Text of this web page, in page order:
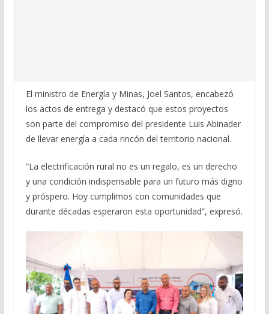
El ministro de Energía y Minas, Joel Santos, encabezó
los actos de entrega y destacó que estos proyectos
son parte del compromiso del presidente Luis Abinader
de llevar energía a cada rincón del territorio nacional.
“La electrificación rural no es un regalo, es un derecho
y una condición indispensable para un futuro más digno
y próspero. Hoy cumplimos con comunidades que
durante décadas esperaron esta oportunidad”, expresó.